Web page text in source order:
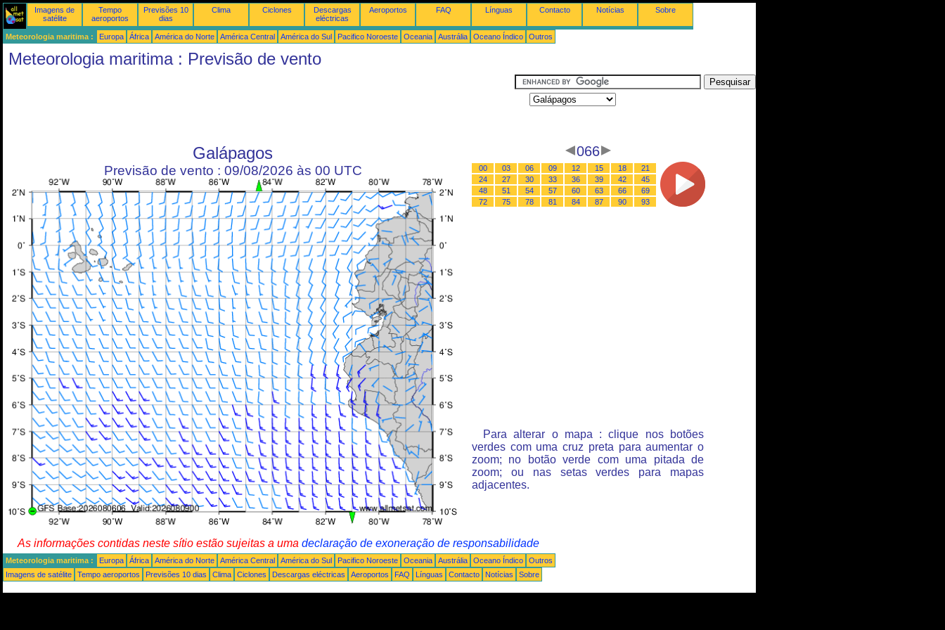
Imagens de
satélite
Tempo
aeroportos
Previsões 10
dias
Clima Ciclones
Descargas
eléctricas
Aeroportos FAQ Línguas Contacto Notícias Sobre
Meteorologia maritima : Europa África América do Norte América Central América do Sul Pacifico Noroeste Oceania Austrália Oceano Índico Outros
Meteorologia maritima : Previsão de vento
Galápagos
Previsão de vento : 09/08/2026 às 00 UTC
066
00 03 06 09 12 15 18
21
24
27 30 33 36 39 42
45
48
51 54 57 60 63 66
69
72
75 78 81 84 87 90 93
Para alterar o mapa : clique nos botões
verdes com uma cruz preta para aumentar o
zoom; no botão verde com uma pitada de
zoom; ou nas setas verdes para mapas
adjacentes.
As informações contidas neste sítio estão sujeitas a uma declaração de exoneração de responsabilidade
Meteorologia maritima : Europa África América do Norte América Central América do Sul Pacifico Noroeste Oceania Austrália Oceano Índico
Outros
Imagens de satélite
Tempo aeroportos Previsões 10 dias Clima Ciclones Descargas eléctricas Aeroportos FAQ Línguas Contacto Notícias Sobre